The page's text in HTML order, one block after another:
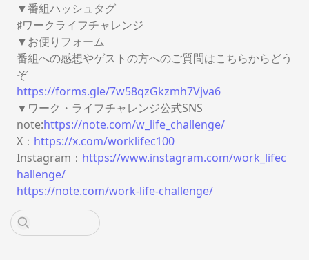
▼番組ハッシュタグ
♯ワークライフチャレンジ
▼お便りフォーム
番組への感想やゲストの方へのご質問はこちらからどう
ぞ
https://forms.gle/7w58qzGkzmh7Vjva6
▼ワーク・ライフチャレンジ公式SNS
note:https://note.com/w_life_challenge/
X：⁠ https://x.com/worklifec100
Instagram：⁠ https://www.instagram.com/work_lifec
hallenge/
https://note.com/work-life-challenge/